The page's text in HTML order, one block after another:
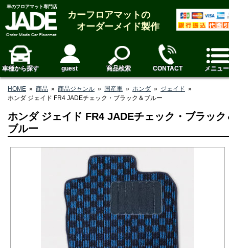
車のフロアマット専門店
カーフロアマットの
オーダーメイド製作
車種から探す guest 商品検索 CONTACT メニュー
HOME » 商品 » 商品ジャンル » 国産車 » ホンダ » ジェイド »
ホンダ ジェイド FR4 JADEチェック・ブラック＆ブルー
ホンダ ジェイド FR4 JADEチェック・ブラック
ブルー